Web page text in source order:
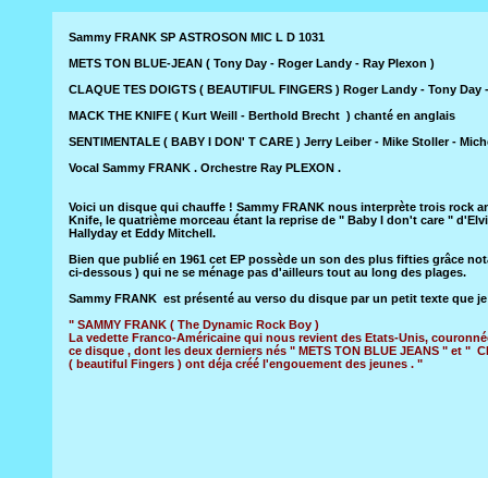
Sammy FRANK SP ASTROSON MIC L D 1031
METS TON BLUE-JEAN ( Tony Day - Roger Landy - Ray Plexon )
CLAQUE TES DOIGTS ( BEAUTIFUL FINGERS ) Roger Landy - Tony Day
MACK THE KNIFE ( Kurt Weill - Berthold Brecht ) chanté en anglais
SENTIMENTALE ( BABY I DON' T CARE ) Jerry Leiber - Mike Stoller -
Vocal Sammy FRANK . Orchestre Ray PLEXON .
Voici un disque qui chauffe ! Sammy FRANK nous interprète trois rock
Knife, le quatrième morceau étant la reprise de " Baby I don't care "
Hallyday et Eddy Mitchell.
Bien que publié en 1961 cet EP possède un son des plus fifties grâce
ci-dessous ) qui ne se ménage pas d'ailleurs tout au long des plages.
Sammy FRANK est présenté au verso du disque par un petit texte que
" SAMMY FRANK ( The Dynamic Rock Boy )
La vedette Franco-Américaine qui nous revient des Etats-Unis,
ce disque , dont les deux derniers nés " METS TON BLUE JEANS " et "
( beautiful Fingers ) ont déja créé l'engouement des jeunes . "